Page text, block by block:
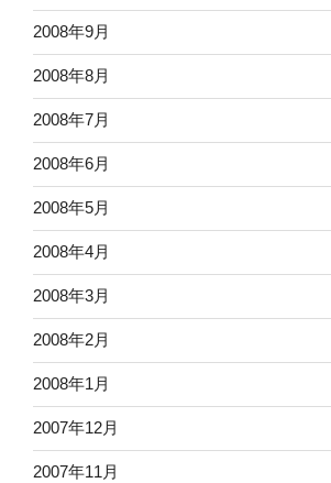
2008年9月
2008年8月
2008年7月
2008年6月
2008年5月
2008年4月
2008年3月
2008年2月
2008年1月
2007年12月
2007年11月